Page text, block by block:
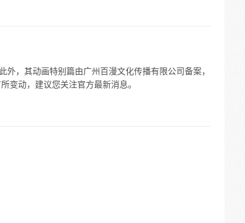
外，其动画特别篇由广州百漫文化传播有限公司备案，
变动，建议您关注官方最新消息。